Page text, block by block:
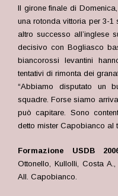
Il girone finale di
una rotonda vittoria per 3-1
altro successo all’inglese
decisivo con Bogliasco
biancorossi levantini
tentativi di rimonta dei
“Abbiamo disputato un
squadre. Forse siamo
può capitare. Sono
detto mister Capobianco al
Formazione USDB
Ottonello, Kullolli, Costa
All. Capobianco.